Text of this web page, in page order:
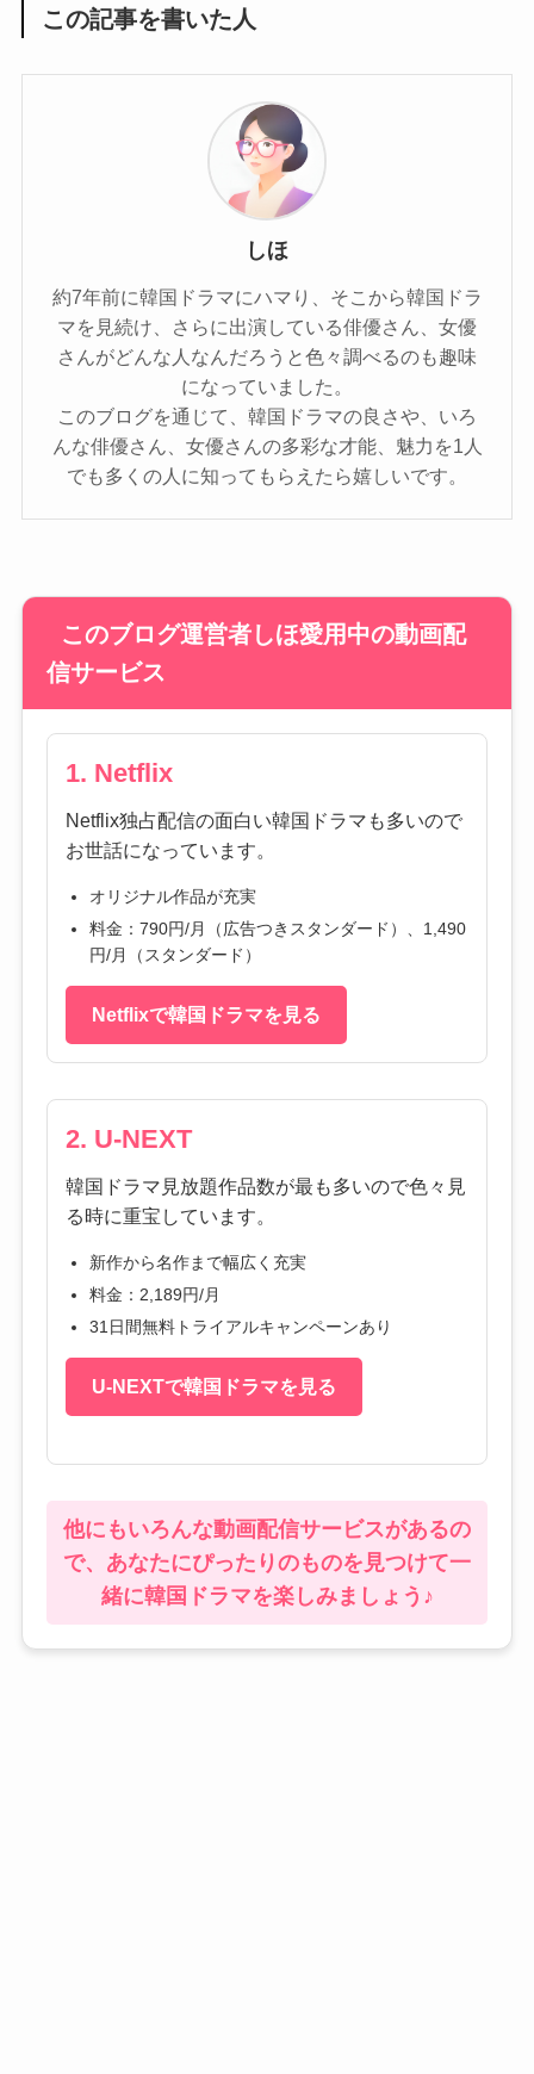
この記事を書いた人
しほ
約7年前に韓国ドラマにハマり、そこから韓国ドラ
マを見続け、さらに出演している俳優さん、女優
さんがどんな人なんだろうと色々調べるのも趣味
になっていました。
このブログを通じて、韓国ドラマの良さや、いろ
んな俳優さん、女優さんの多彩な才能、魅力を1人
でも多くの人に知ってもらえたら嬉しいです。
このブログ運営者しほ愛用中の動画配
信サービス
1. Netflix
Netflix独占配信の面白い韓国ドラマも多いので
お世話になっています。
オリジナル作品が充実
料金：790円/月（広告つきスタンダード）、1,490
円/月（スタンダード）
Netflixで韓国ドラマを見る
2. U-NEXT
韓国ドラマ見放題作品数が最も多いので色々見
る時に重宝しています。
新作から名作まで幅広く充実
料金：2,189円/月
31日間無料トライアルキャンペーンあり
U-NEXTで韓国ドラマを見る
他にもいろんな動画配信サービスがあるの
で、あなたにぴったりのものを見つけて一
緒に韓国ドラマを楽しみましょう♪